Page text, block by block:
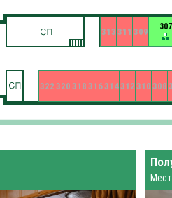
307
308
309
310
311
312
313
314
316
318
320
322